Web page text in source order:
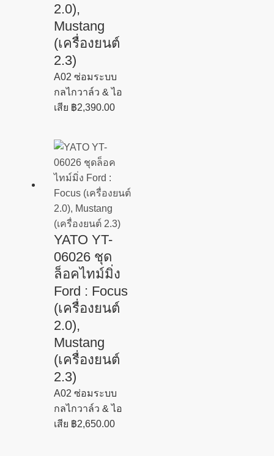
2.0),
Mustang
(เครื่องยนต์
2.3)
A02 ซ่อมระบบ
กลไกวาล์ว & ไอ
เสีย ฿2,390.00
YATO YT-
06026 ชุด
ล็อคไทม์มิ่ง
Ford : Focus
(เครื่องยนต์
2.0),
Mustang
(เครื่องยนต์
2.3)
A02 ซ่อมระบบ
กลไกวาล์ว & ไอ
เสีย ฿2,650.00